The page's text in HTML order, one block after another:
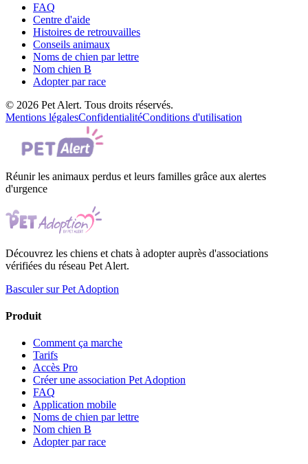
FAQ
Centre d'aide
Histoires de retrouvailles
Conseils animaux
Noms de chien par lettre
Nom chien B
Adopter par race
© 2026 Pet Alert. Tous droits réservés.
Mentions légalesConfidentialitéConditions d'utilisation
Réunir les animaux perdus et leurs familles grâce aux alertes
d'urgence
Découvrez les chiens et chats à adopter auprès d'associations
vérifiées du réseau Pet Alert.
Basculer sur Pet Adoption
Produit
Comment ça marche
Tarifs
Accès Pro
Créer une association Pet Adoption
FAQ
Application mobile
Noms de chien par lettre
Nom chien B
Adopter par race